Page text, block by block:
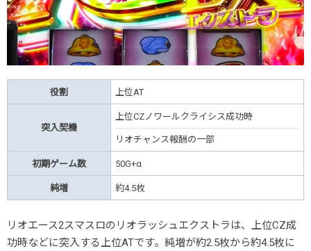
役割 上位AT
突入契機
上位CZノワールクライシス成功時
リオチャンス報酬の一部
初期ゲーム数 50G+α
純増 約4.5枚
リオエース2スマスロのリオラッシュエクストラは、上位CZ成
功時などに突入する上位ATです。純増が約2.5枚から約4.5枚に